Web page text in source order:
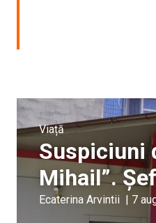
Viață
Suspiciuni
Mihail”.
Ecaterina Arvintii 7